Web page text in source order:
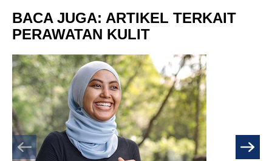
BACA JUGA: ARTIKEL TERKAIT
PERAWATAN KULIT